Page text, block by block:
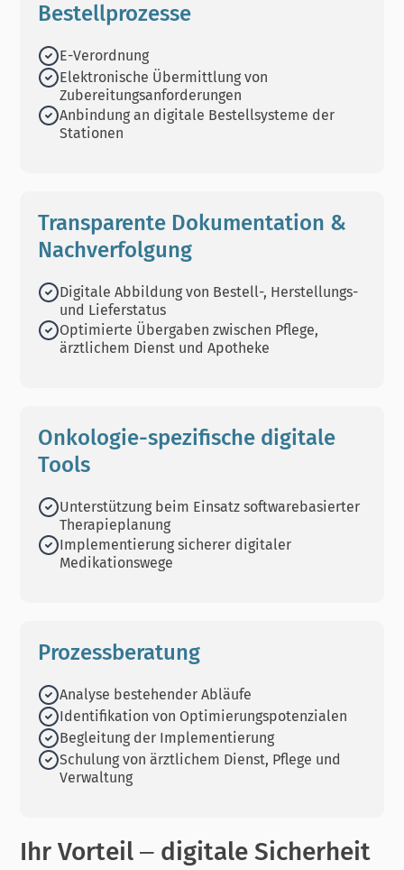
Bestellprozesse
E-Verordnung
Elektronische Übermittlung von
Zubereitungsanforderungen
Anbindung an digitale Bestellsysteme der
Stationen
Transparente Dokumentation &
Nachverfolgung
Digitale Abbildung von Bestell-, Herstellungs-
und Lieferstatus
Optimierte Übergaben zwischen Pflege,
ärztlichem Dienst und Apotheke
Onkologie-spezifische digitale
Tools
Unterstützung beim Einsatz softwarebasierter
Therapieplanung
Implementierung sicherer digitaler
Medikationswege
Prozessberatung
Analyse bestehender Abläufe
Identifikation von Optimierungspotenzialen
Begleitung der Implementierung
Schulung von ärztlichem Dienst, Pflege und
Verwaltung
Ihr Vorteil – digitale Sicherheit